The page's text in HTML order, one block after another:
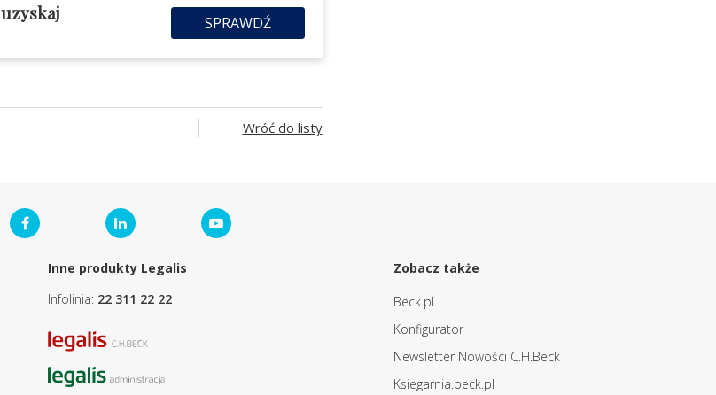
uzyskaj
SPRAWDŹ
Wróć do listy
Inne produkty Legalis
Infolinia: 22 311 22 22
Zobacz także
Beck.pl
Konfigurator
Newsletter Nowości C.H.Beck
Ksiegarnia.beck.pl